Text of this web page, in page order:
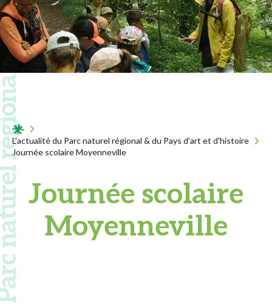
régional
Acceuil
L'actualité du Parc naturel régional & du Pays d'art et d'histoire
Journée scolaire Moyenneville
Journée scolaire
Moyenneville